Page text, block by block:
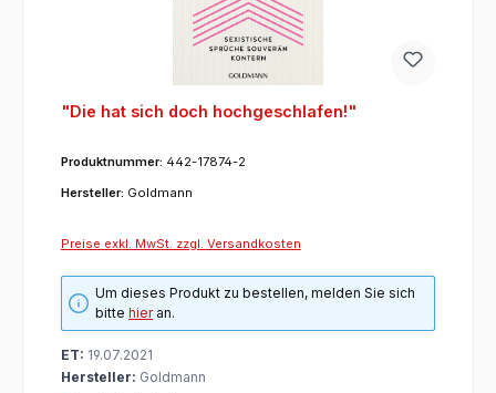
"Die hat sich doch hochgeschlafen!"
Produktnummer: 442-17874-2
Hersteller: Goldmann
Preise exkl. MwSt. zzgl. Versandkosten
Um dieses Produkt zu bestellen, melden Sie sich
bittehieran.
ET: 19.07.2021
Hersteller: Goldmann